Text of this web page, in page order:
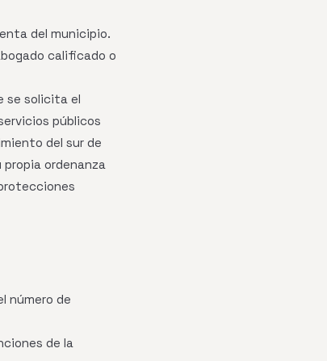
del municipio.
calificado o
se solicita el
públicos
del sur de
propia ordenanza
número de
de la